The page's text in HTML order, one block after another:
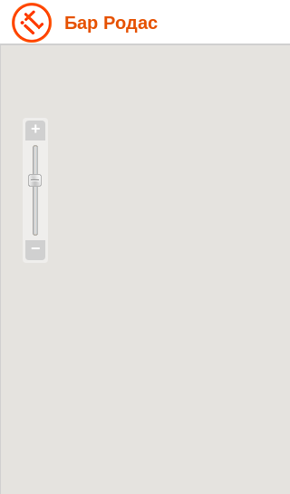
Бар Родас
+
−